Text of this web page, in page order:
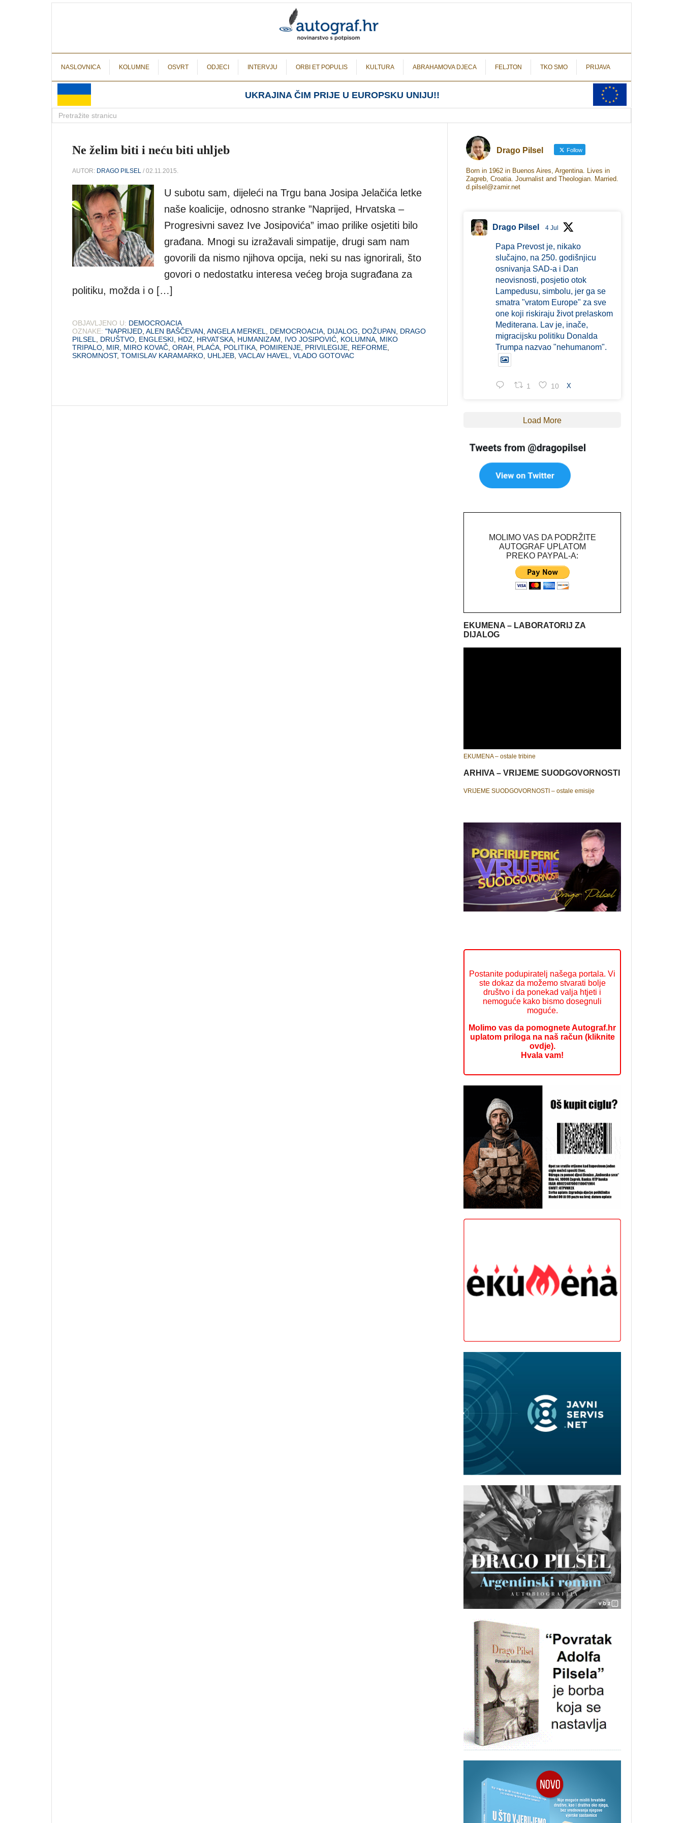
NASLOVNICA KOLUMNE OSVRT ODJECI INTERVJU ORBI ET POPULIS KULTURA ABRAHAMOVA DJECA FELJTON TKO SMO PRIJAVA
UKRAJINA ČIM PRIJE U EUROPSKU UNIJU!!
Ne želim biti i neću biti uhljeb
AUTOR: DRAGO PILSEL / 02.11.2015.
U subotu sam, dijeleći na Trgu bana Josipa Jelačića letke
naše koalicije, odnosno stranke ”Naprijed, Hrvatska –
Progresivni savez Ive Josipovića” imao prilike osjetiti bilo
građana. Mnogi su izražavali simpatije, drugi sam nam
govorili da nismo njihova opcija, neki su nas ignorirali, što
govori o nedostatku interesa većeg broja sugrađana za
politiku, možda i o […]
OBJAVLJENO U: DEMOCROACIA
OZNAKE: "NAPRIJED ALEN BAŠČEVAN ANGELA MERKEL DEMOCROACIA DIJALOG DOŽUPAN
DRAGO
PILSEL
DRUŠTVO ENGLESKI HDZ HRVATSKA HUMANIZAM IVO JOSIPOVIĆ KOLUMNA MIKO
TRIPALO MIR MIRO KOVAČ ORAH PLAĆA POLITIKA POMIRENJE PRIVILEGIJE REFORME
SKROMNOST, TOMISLAV KARAMARKO UHLJEB VACLAV HAVEL VLADO GOTOVAC
Drago Pilsel Follow
Born in 1962 in Buenos Aires, Argentina. Lives in
Zagreb, Croatia. Journalist and Theologian. Married.
d.pilsel@zamir.net
Drago Pilsel 4 Jul
Papa Prevost je, nikako
slučajno, na 250. godišnjicu
osnivanja SAD-a i Dan
neovisnosti, posjetio otok
Lampedusu, simbolu, jer ga se
smatra "vratom Europe" za sve
one koji riskiraju život prelaskom
Mediterana. Lav je, inače,
migracijsku politiku Donalda
Trumpa nazvao "nehumanom".
1 10 X
Load More
MOLIMO VAS DA PODRŽITE
AUTOGRAF UPLATOM
PREKO PAYPAL-A:
EKUMENA – LABORATORIJ ZA
DIJALOG
EKUMENA – ostale tribine
ARHIVA – VRIJEME SUODGOVORNOSTI
VRIJEME SUODGOVORNOSTI – ostale emisije
Postanite podupiratelj našega portala. Vi
ste dokaz da možemo stvarati bolje
društvo i da ponekad valja htjeti i
nemoguće kako bismo dosegnuli
moguće.
Molimo vas da pomognete Autograf.hr
uplatom priloga na naš račun (kliknite
ovdje).
Hvala vam!